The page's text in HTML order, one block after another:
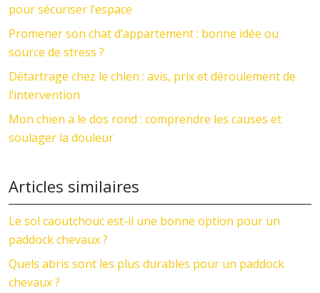
pour sécuriser l’espace
Promener son chat d’appartement : bonne idée ou
source de stress ?
Détartrage chez le chien : avis, prix et déroulement de
l’intervention
Mon chien a le dos rond : comprendre les causes et
soulager la douleur
Articles similaires
Le sol caoutchouc est-il une bonne option pour un
paddock chevaux ?
Quels abris sont les plus durables pour un paddock
chevaux ?